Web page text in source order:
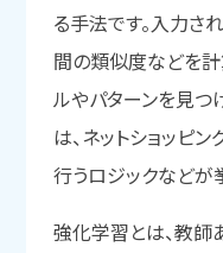
る手法です。入力さ
間の類似度などを計
ルやパターンを見つ
は、ネットショッピ
行うロジックなどが
強化学習とは、教師